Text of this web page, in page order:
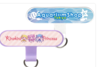
調整できますので、長時間
の操作でも指への負担が少
ないのが特長です。また、
スマホスタンドとしての利
用、イヤホンの収納にも利